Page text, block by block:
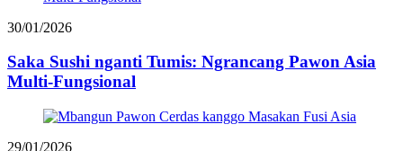
30/01/2026
Saka Sushi nganti Tumis: Ngrancang Pawon Asia
Multi-Fungsional
29/01/2026